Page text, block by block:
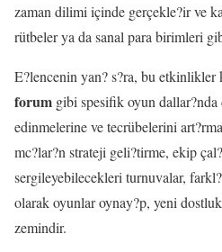
zaman dilimi içinde gerçekle?ir ve
rütbeler ya da sanal para birimleri
E?lencenin yan? s?ra, bu etkinlikler
forum gibi spesifik oyun
edinmelerine ve tecrübelerini
mc?lar?n strateji geli?tirme, ekip
sergileyebilecekleri turnuvalar,
olarak oyunlar oynay?p, yeni
zemindir.